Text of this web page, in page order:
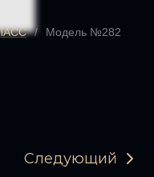
/ Модель №282
Следующий